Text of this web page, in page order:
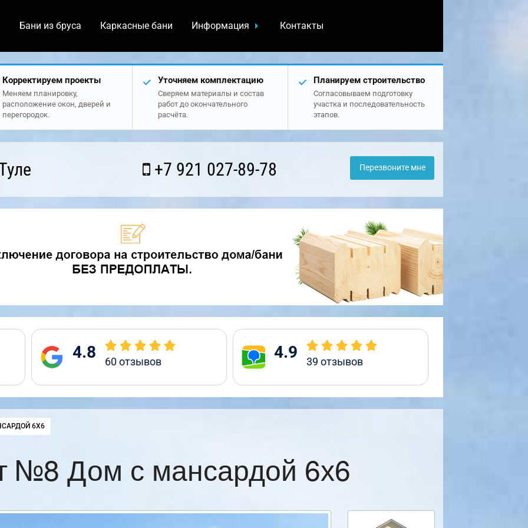
Бани из бруса Каркасные бани Информация Контакты
Корректируем проекты
Меняем планировку,
расположение окон, дверей и
перегородок.
Уточняем комплектацию
Сверяем материалы и состав
работ до окончательного
расчёта.
Планируем строительство
Согласовываем подготовку
участка и последовательность
этапов.
+7 921 027-89-78 Перезвоните мне
4.8 60отзывов 4.9 39 отзывов
6Х6
№8 Дом с мансардой 6х6